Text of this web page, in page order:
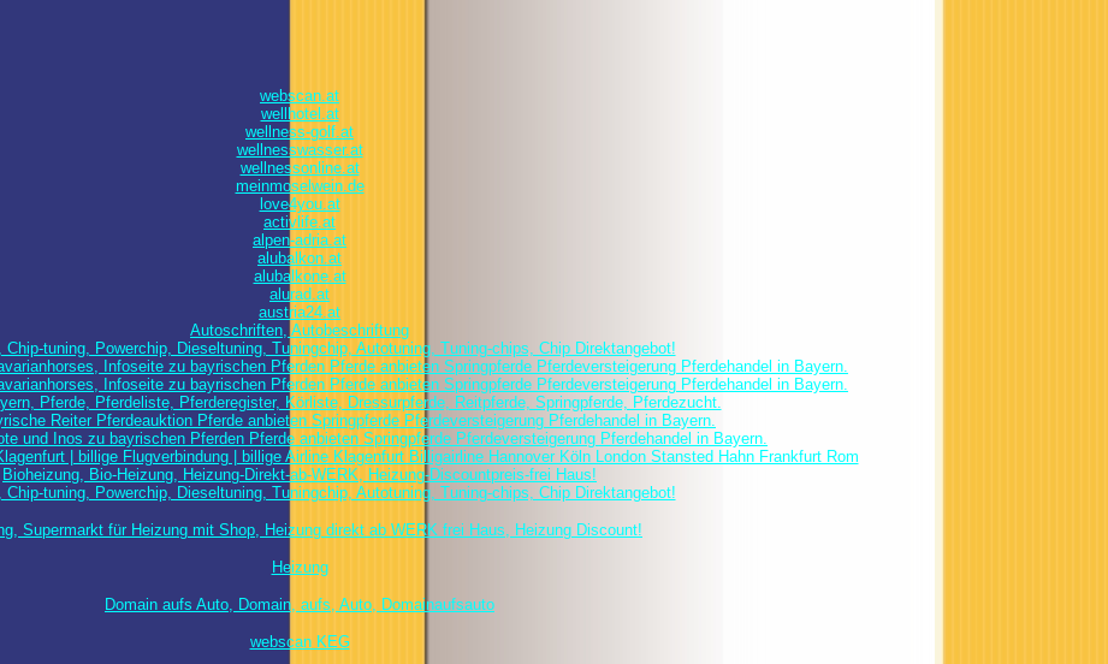
webscan.at
wellhotel.at
wellness-golf.at
wellnesswasser.at
wellnessonline.at
meinmoselwein.de
love4you.at
activlife.at
alpen-adria.at
alubalkon.at
alubalkone.at
alurad.at
austria24.at
Autoschriften, Autobeschriftung
Chip-tuning, Powerchip, Dieseltuning, Tuningchip, Autotuning, Tuning-chips, Chip Direktangebot!
Infoseite zu bayrischen Pferden Pferde anbieten Springpferde Pferdeversteigerung Pferdehandel in Bayern.
Infoseite zu bayrischen Pferden Pferde anbieten Springpferde Pferdeversteigerung Pferdehandel in Bayern.
Pferde, Pferdeliste, Pferderegister, Körliste, Dressurpferde, Reitpferde, Springpferde, Pferdezucht.
Reiter Pferdeauktion Pferde anbieten Springpferde Pferdeversteigerung Pferdehandel in Bayern.
und Inos zu bayrischen Pferden Pferde anbieten Springpferde Pferdeversteigerung Pferdehandel in Bayern.
| billige Flugverbindung | billige Airline Klagenfurt Billigairline Hannover Köln London Stansted Hahn Frankfurt Rom
Bioheizung, Bio-Heizung, Heizung-Direkt-ab-WERK, Heizung-Discountpreis-frei Haus!
Chip-tuning, Powerchip, Dieseltuning, Tuningchip, Autotuning, Tuning-chips, Chip Direktangebot!
Supermarkt für Heizung mit Shop, Heizung direkt ab WERK frei Haus, Heizung Discount!
Heizung
Domain aufs Auto, Domain, aufs, Auto, Domainaufsauto
webscan KEG